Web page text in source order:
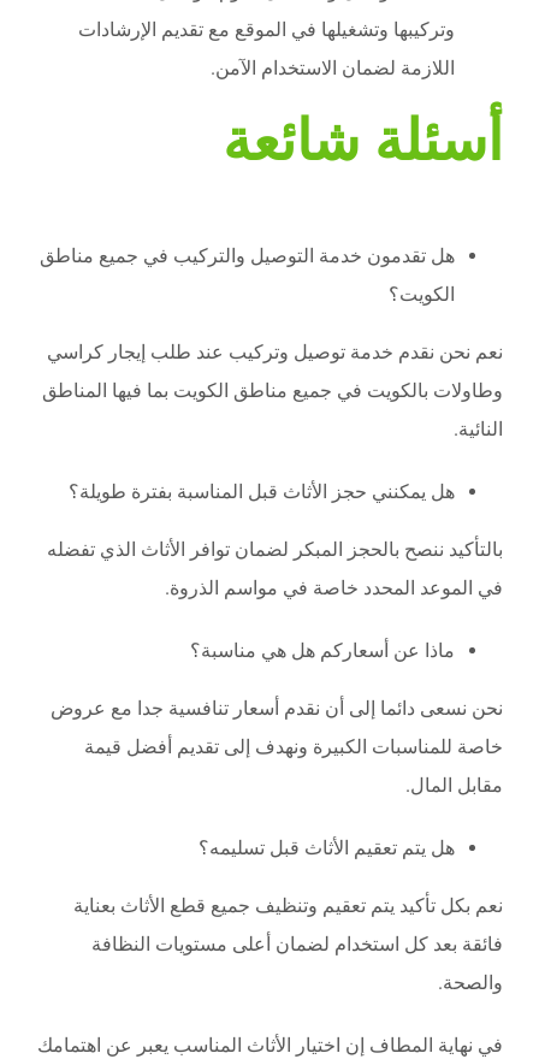
وتركيبها وتشغيلها في الموقع مع تقديم الإرشادات
اللازمة لضمان الاستخدام الآمن.
أسئلة شائعة
هل تقدمون خدمة التوصيل والتركيب في جميع مناطق
الكويت؟
نعم نحن نقدم خدمة توصيل وتركيب عند طلب إيجار كراسي
وطاولات بالكويت في جميع مناطق الكويت بما فيها المناطق
النائية.
هل يمكنني حجز الأثاث قبل المناسبة بفترة طويلة؟
بالتأكيد ننصح بالحجز المبكر لضمان توافر الأثاث الذي تفضله
في الموعد المحدد خاصة في مواسم الذروة.
ماذا عن أسعاركم هل هي مناسبة؟
نحن نسعى دائما إلى أن نقدم أسعار تنافسية جدا مع عروض
خاصة للمناسبات الكبيرة ونهدف إلى تقديم أفضل قيمة
مقابل المال.
هل يتم تعقيم الأثاث قبل تسليمه؟
نعم بكل تأكيد يتم تعقيم وتنظيف جميع قطع الأثاث بعناية
فائقة بعد كل استخدام لضمان أعلى مستويات النظافة
والصحة.
في نهاية المطاف إن اختيار الأثاث المناسب يعبر عن اهتمامك